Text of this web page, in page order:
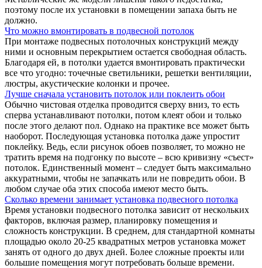
поэтому после их установки в помещении запаха быть не
должно.
Что можно вмонтировать в подвесной потолок
При монтаже подвесных потолочных конструкций между
ними и основным перекрытием остается свободная область.
Благодаря ей, в потолки удается вмонтировать практически
все что угодно: точечные светильники, решетки вентиляции,
люстры, акустические колонки и прочее.
Лучше сначала установить потолок или поклеить обои
Обычно чистовая отделка проводится сверху вниз, то есть
сперва устанавливают потолки, потом клеят обои и только
после этого делают пол. Однако на практике все может быть
наоборот. Последующая установка потолка даже упростит
поклейку. Ведь, если рисунок обоев позволяет, то можно не
тратить время на подгонку по высоте – всю кривизну «съест»
потолок. Единственный момент – следует быть максимально
аккуратными, чтобы не запачкать или не повредить обои. В
любом случае оба этих способа имеют место быть.
Сколько времени занимает установка подвесного потолка
Время установки подвесного потолка зависит от нескольких
факторов, включая размер, планировку помещения и
сложность конструкции. В среднем, для стандартной комнаты
площадью около 20-25 квадратных метров установка может
занять от одного до двух дней. Более сложные проекты или
большие помещения могут потребовать больше времени.